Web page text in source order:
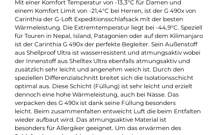
Der G 490x hat eignet sich durch seine robuste Außenhaut
der unempfindlichen G-LOFT Füllung eignet
für expeditionsfreudige Menschen, welche gerne mal auf
Berg in einem Schneehöhle übernachten oder einfach nur
draußen im Freien im Schnee.
Mit einer Komfort Temperatur von -13,3°C für Damen und
einem Komfort Limit von -21,4°C bei Herren, ist der G 490x von
Carinthia der G-Loft Expeditionsschlafsack mit der besten
Wärmeleistung. Die Extremtemperatur liegt bei -44,9°C.
für Touren in Nepal, Island, Patagonien oder auf dem
ist der Carinthia G 490x der perfekte Begleiter. Sein Außenstoff
aus Shellproof Ultra ist wasserresistent und atmungsaktiv
der Innenstoff aus Shelltex Ultra ebenfalls atmungsaktiv und